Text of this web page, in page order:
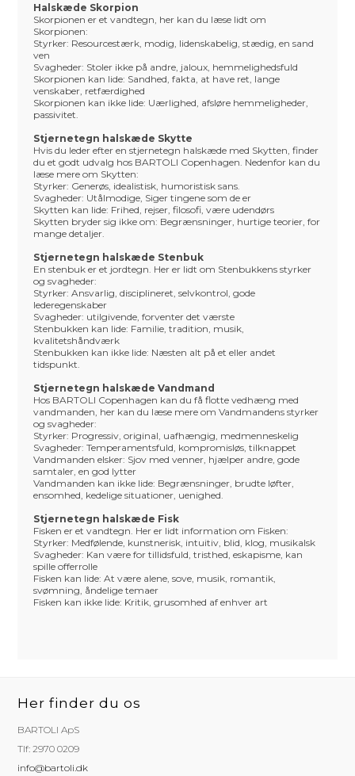
Halskæde Skorpion
Skorpionen er et vandtegn, her kan du læse lidt om
Skorpionen:
Styrker: Resourcestærk, modig, lidenskabelig, stædig, en sand
ven
Svagheder: Stoler ikke på andre, jaloux, hemmelighedsfuld
Skorpionen kan lide: Sandhed, fakta, at have ret, lange
venskaber, retfærdighed
Skorpionen kan ikke lide: Uærlighed, afsløre hemmeligheder,
passivitet.
Stjernetegn halskæde Skytte
Hvis du leder efter en stjernetegn halskæde med Skytten, finder
du et godt udvalg hos BARTOLI Copenhagen. Nedenfor kan du
læse mere om Skytten:
Styrker: Generøs, idealistisk, humoristisk sans.
Svagheder: Utålmodige, Siger tingene som de er
Skytten kan lide: Frihed, rejser, filosofi, være udendørs
Skytten bryder sig ikke om: Begrænsninger, hurtige teorier, for
mange detaljer.
Stjernetegn halskæde Stenbuk
En stenbuk er et jordtegn. Her er lidt om Stenbukkens styrker
og svagheder:
Styrker: Ansvarlig, disciplineret, selvkontrol, gode
lederegenskaber
Svagheder: utilgivende, forventer det værste
Stenbukken kan lide: Familie, tradition, musik,
kvalitetshåndværk
Stenbukken kan ikke lide: Næsten alt på et eller andet
tidspunkt.
Stjernetegn halskæde Vandmand
Hos BARTOLI Copenhagen kan du få flotte vedhæng med
vandmanden, her kan du læse mere om Vandmandens styrker
og svagheder:
Styrker: Progressiv, original, uafhængig, medmenneskelig
Svagheder: Temperamentsfuld, kompromisløs, tilknappet
Vandmanden elsker: Sjov med venner, hjælper andre, gode
samtaler, en god lytter
Vandmanden kan ikke lide: Begrænsninger, brudte løfter,
ensomhed, kedelige situationer, uenighed.
Stjernetegn halskæde Fisk
Fisken er et vandtegn. Her er lidt information om Fisken:
Styrker: Medfølende, kunstnerisk, intuitiv, blid, klog, musikalsk
Svagheder: Kan være for tillidsfuld, tristhed, eskapisme, kan
spille offerrolle
Fisken kan lide: At være alene, sove, musik, romantik,
svømning, åndelige temaer
Fisken kan ikke lide: Kritik, grusomhed af enhver art
Her finder du os
BARTOLI ApS
Tlf: 2970 0209
info@bartoli.dk